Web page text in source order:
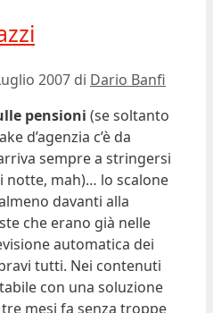
2007 di Dario Banfi
pensioni (se soltanto
d’agenzia c’è da
sempre a stringersi
notte, mah)… lo scalone
davanti alla
che erano già nelle
automatica dei
tutti. Nei contenuti
con una soluzione
mesi fa senza troppe